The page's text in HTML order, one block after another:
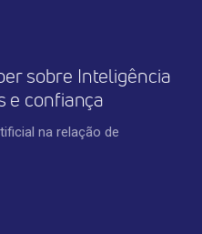
sobre Inteligência
e confiança
na relação de